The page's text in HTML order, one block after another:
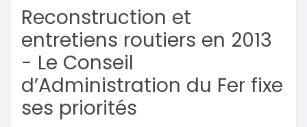
Reconstruction et
entretiens routiers en 2013
- Le Conseil
d’Administration du Fer fixe
ses priorités